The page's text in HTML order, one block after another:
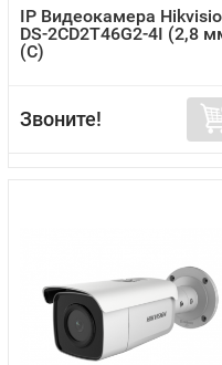
IP Видеокамера
DS-2CD2T46G2-4I (2,8
(C)
Звоните!